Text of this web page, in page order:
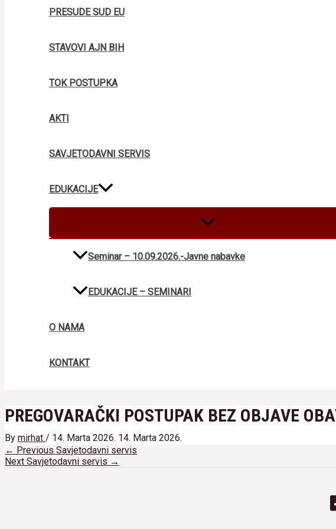
PRESUDE SUD EU
STAVOVI AJN BIH
TOK POSTUPKA
AKTI
SAVJETODAVNI SERVIS
EDUKACIJE
MENU
TOGGLE
Seminar – 10.09.2026.-Javne nabavke
EDUKACIJE – SEMINARI
O NAMA
KONTAKT
PREGOVARAČKI POSTUPAK BEZ OBJAVE
By mirhat / 14. Marta 2026. 14. Marta 2026.
Navigacija
članaka
← Previous Savjetodavni servis
Next Savjetodavni servis →